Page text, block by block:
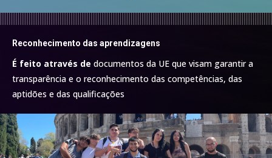
Reconhecimento das aprendizagens
É feito através de documentos da UE que visam garantir a
transparência e o reconhecimento das competências, das
aptidões e das qualificações